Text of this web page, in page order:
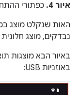
איור 4.
כפתורי
האות שנקלט מוצג
נבדקים, מוצג
באיור הבא מוצגות
באוזניות USB: